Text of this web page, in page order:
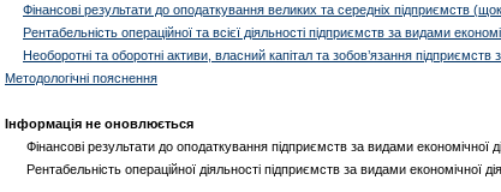
Фінансові результати до оподаткування великих та середніх підприємств
Рентабельність операційної та всієї діяльності підприємств за видами
Необоротні та оборотні активи, власний капітал та зобов’язання підприємств
Методологічні пояснення
Інформація не оновлюється
Фінансові результати до оподаткування підприємств за видами економічної
Рентабельність операційної діяльності підприємств за видами економічної